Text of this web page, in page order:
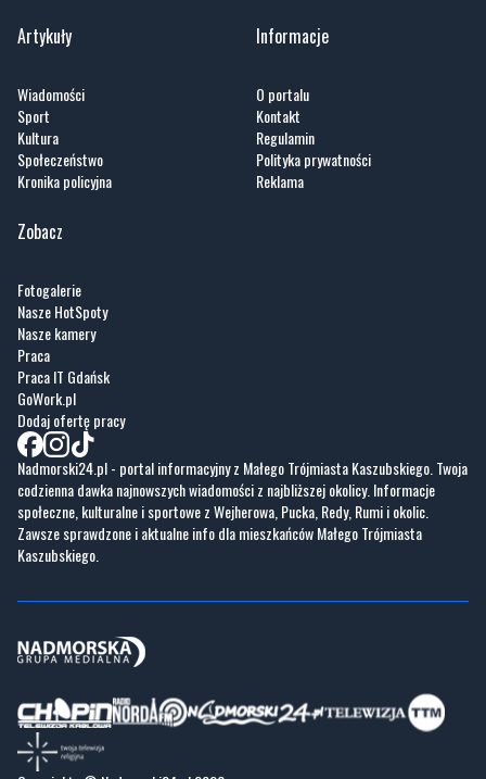
Sport
Kronika policyjna
Kontakt
Reklama
Zobacz
Nasze HotSpoty
Praca IT Gdańsk
GoWork.pl
Dodaj ofertę pracy
Nadmorski24.pl - portal informacyjny z Małego Trójmiasta Kaszubskiego. Twoja
codzienna dawka najnowszych wiadomości z najbliższej okolicy. Informacje
społeczne, kulturalne i sportowe z Wejherowa, Pucka, Redy, Rumi i okolic.
Zawsze sprawdzone i aktualne info dla mieszkańców Małego Trójmiasta
Kaszubskiego.
Copyrights © Nadmorski24.pl 2026 r.
Projekt i wykonaniePixlab.pl